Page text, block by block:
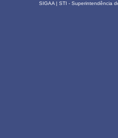
SIGAA | STI - Superintendência